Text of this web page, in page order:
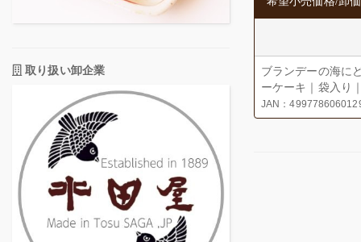
取り扱い卸企業
ブランデーの海に
ーケーキ｜袋入り
JAN：